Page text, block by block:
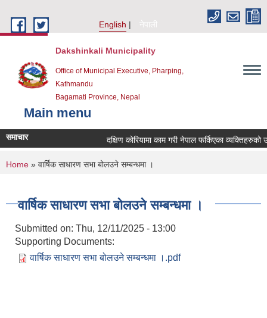
English
नेपाली
Dakshinkali Municipality
Office of Municipal Executive, Pharping,
Kathmandu
Bagamati Province, Nepal
Main menu
समाचार दक्षिण कोरियामा काम गरी नेपाल फर्किएका
You are here
Home » वार्षिक साधारण सभा बोलउने सम्बन्धमा ।
वार्षिक साधारण सभा बोलउने सम्बन्धमा ।
Submitted on: Thu, 12/11/2025 - 13:00
Supporting Documents:
वार्षिक साधारण सभा बोलउने सम्बन्धमा ।.pdf